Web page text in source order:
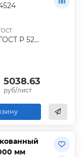
ГОСТ Р 52246-2016
5038.63
руб/лист
мм